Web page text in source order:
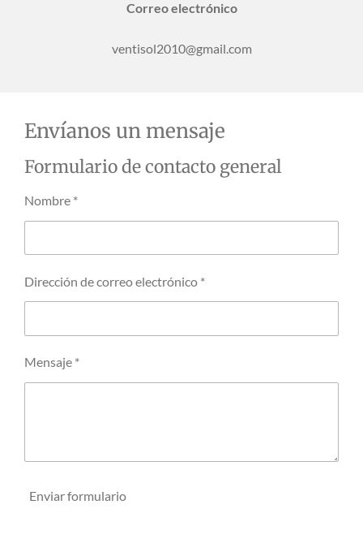
Correo electrónico
ventisol2010@gmail.com
Envíanos un mensaje
Formulario de contacto general
Nombre *
Dirección de correo electrónico *
Mensaje *
Enviar formulario